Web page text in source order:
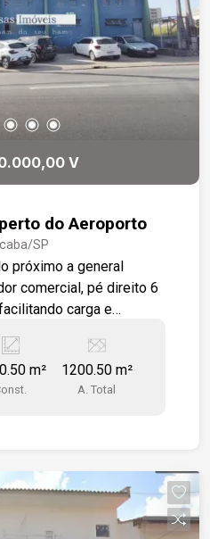
V
do Aeroporto
SP
a general
comercial, pé direito 6
carga e
lateral para 20 carros .
metros, dividido em
vestiário, refeitório,
m² 1200.50 m²
A. Total